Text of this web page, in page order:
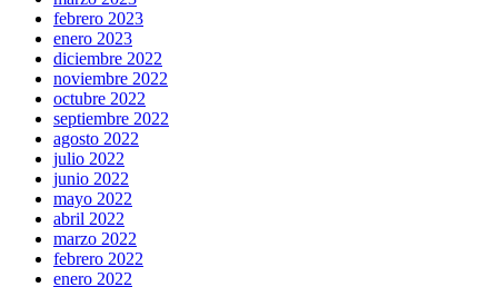
febrero 2023
enero 2023
diciembre 2022
noviembre 2022
octubre 2022
septiembre 2022
agosto 2022
julio 2022
junio 2022
mayo 2022
abril 2022
marzo 2022
febrero 2022
enero 2022